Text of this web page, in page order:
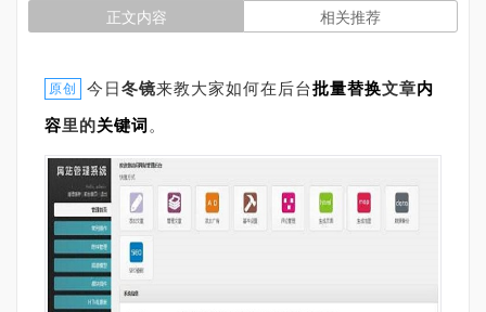
正文内容 相关推荐
原创 今日冬镜来教大家如何在后台批量替换文章内
容里的关键词 。